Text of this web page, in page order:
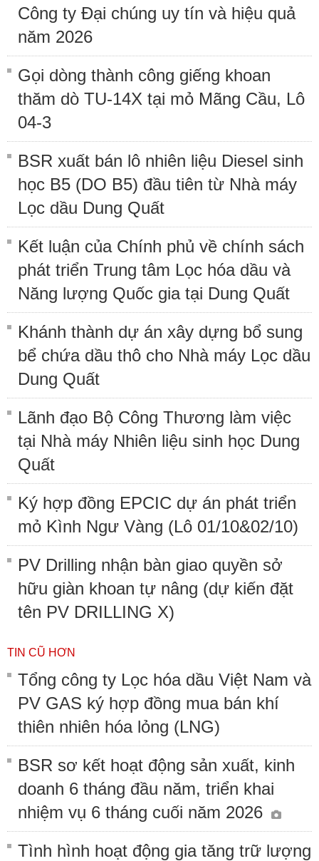
Công ty Đại chúng uy tín và hiệu quả
năm 2026
Gọi dòng thành công giếng khoan
thăm dò TU-14X tại mỏ Mãng Cầu, Lô
04-3
BSR xuất bán lô nhiên liệu Diesel sinh
học B5 (DO B5) đầu tiên từ Nhà máy
Lọc dầu Dung Quất
Kết luận của Chính phủ về chính sách
phát triển Trung tâm Lọc hóa dầu và
Năng lượng Quốc gia tại Dung Quất
Khánh thành dự án xây dựng bổ sung
bể chứa dầu thô cho Nhà máy Lọc dầu
Dung Quất
Lãnh đạo Bộ Công Thương làm việc
tại Nhà máy Nhiên liệu sinh học Dung
Quất
Ký hợp đồng EPCIC dự án phát triển
mỏ Kình Ngư Vàng (Lô 01/10&02/10)
PV Drilling nhận bàn giao quyền sở
hữu giàn khoan tự nâng (dự kiến đặt
tên PV DRILLING X)
TIN CŨ HƠN
Tổng công ty Lọc hóa dầu Việt Nam và
PV GAS ký hợp đồng mua bán khí
thiên nhiên hóa lỏng (LNG)
BSR sơ kết hoạt động sản xuất, kinh
doanh 6 tháng đầu năm, triển khai
nhiệm vụ 6 tháng cuối năm 2026
Tình hình hoạt động gia tăng trữ lượng